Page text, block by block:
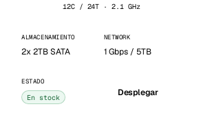
12C / 24T · 2.1 GHz
ALMACENAMIENTO
2x 2TB SATA
NETWORK
1 Gbps / 5TB
ESTADO
En stock Desplegar